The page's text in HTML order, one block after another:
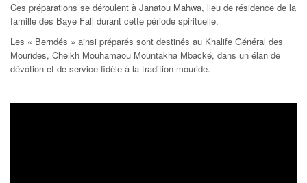
Ces préparations se déroulent à Janatou Mahwa, lieu de résidence de la
famille des Baye Fall durant cette période spirituelle.
Les « Berndés » ainsi préparés sont destinés au Khalife Général des
Mourides, Cheikh Mouhamaou Mountakha Mbacké, dans un élan de
dévotion et de service fidèle à la tradition mouride.